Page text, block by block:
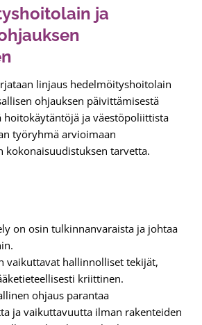
ja
linjaus hedelmöityshoitolain
ohjauksen päivittämisestä
hoitokäytäntöjä ja väestöpoliittista
työryhmä arvioimaan
kokonaisuudistuksen tarvetta.
on osin tulkinnanvaraista ja johtaa
vaikuttavat hallinnolliset tekijät,
kriittinen.
ohjaus parantaa
ja vaikuttavuutta ilman rakenteiden